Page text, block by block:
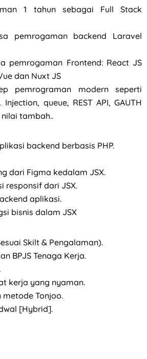
1 tahun sebagai Full Stack
pemrogaman backend Laravel
pemrogaman Frontend: React JS
dan Nuxt JS
pemrograman modern seperti
Injection, queue, REST API, GAUTH
tambah..
backend berbasis PHP.
dari Figma kedalam JSX.
responsif dari JSX.
aplikasi.
bisnis dalam JSX
Skilt & Pengalaman).
BPJS Tenaga Kerja.
kerja yang nyaman.
metode Tonjoo.
[Hybrid].